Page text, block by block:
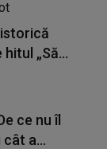
istorică
„Să...
ce nu îl
cât a...